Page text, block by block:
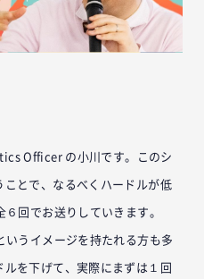
Officer の小川です。このシ
ことで、なるべくハードルが低
回でお送りしていきます。
いうイメージを持たれる方も多
を下げて、実際にまずは１回